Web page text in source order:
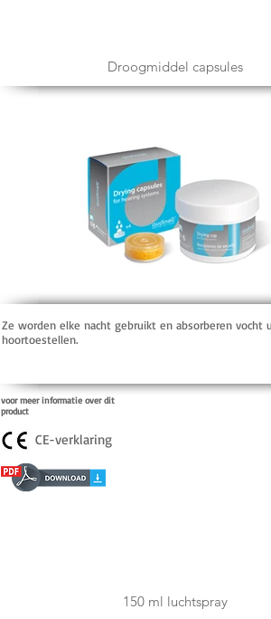
Droogmiddel capsules
Ze worden elke nacht gebruikt en absorberen vocht
hoortoestellen.
voor meer informatie over dit
product
CE-verklaring
150 ml luchtspray